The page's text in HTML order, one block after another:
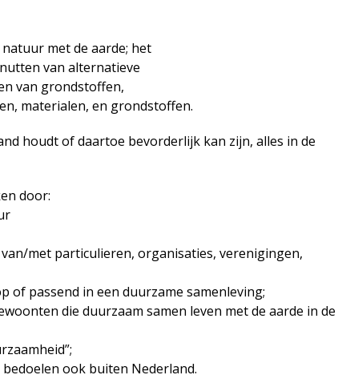
met de aarde; het
van alternatieve
van grondstoffen,
materialen, en grondstoffen.
houdt of daartoe bevorderlijk kan zijn, alles in de
door:
met particulieren, organisaties, verenigingen,
of passend in een duurzame samenleving;
die duurzaam samen leven met de aarde in de
ook buiten Nederland.